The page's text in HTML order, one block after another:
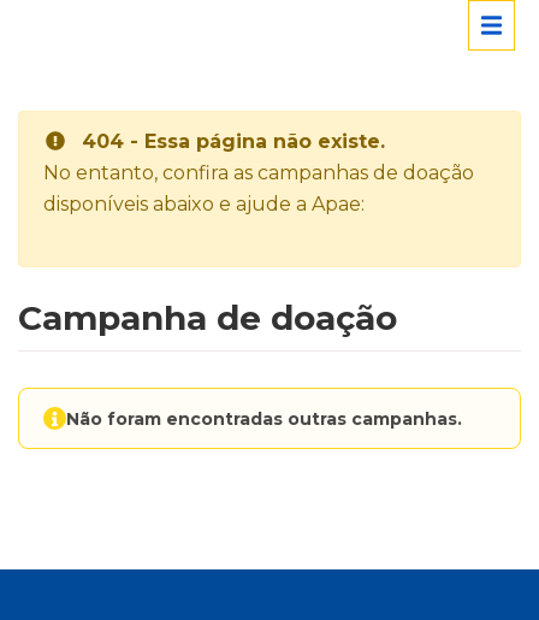
404 - Essa página não existe.
No entanto, confira as campanhas de doação
disponíveis abaixo e ajude a Apae:
Campanha de doação
Não foram encontradas outras campanhas.